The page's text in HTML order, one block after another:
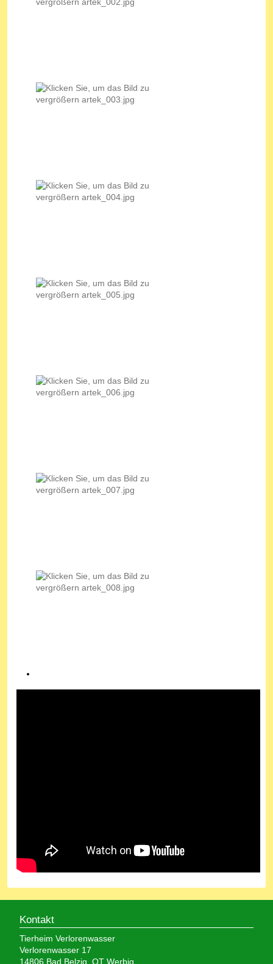
Kontakt
Tierheim Verlorenwasser
Verlorenwasser 17
14806 Bad Belzig, OT Werbig